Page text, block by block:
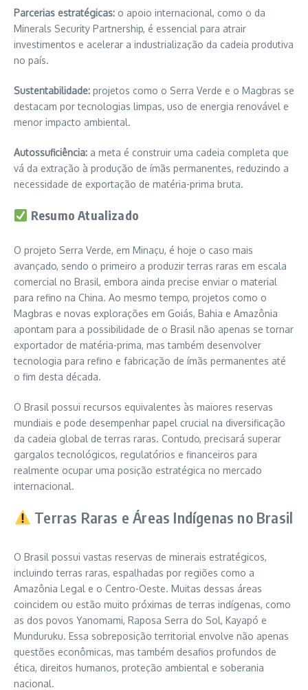
Parcerias estratégicas: o apoio internacional, como o da
Minerals Security Partnership, é essencial para atrair
investimentos e acelerar a industrialização da cadeia produtiva
no país.
Sustentabilidade: projetos como o Serra Verde e o Magbras se
destacam por tecnologias limpas, uso de energia renovável e
menor impacto ambiental.
Autossuficiência: a meta é construir uma cadeia completa que
vá da extração à produção de ímãs permanentes, reduzindo a
necessidade de exportação de matéria-prima bruta.
Resumo Atualizado
O projeto Serra Verde, em Minaçu, é hoje o caso mais
avançado, sendo o primeiro a produzir terras raras em escala
comercial no Brasil, embora ainda precise enviar o material
para refino na China. Ao mesmo tempo, projetos como o
Magbras e novas explorações em Goiás, Bahia e Amazônia
apontam para a possibilidade de o Brasil não apenas se tornar
exportador de matéria-prima, mas também desenvolver
tecnologia para refino e fabricação de ímãs permanentes até
o fim desta década.
O Brasil possui recursos equivalentes às maiores reservas
mundiais e pode desempenhar papel crucial na diversificação
da cadeia global de terras raras. Contudo, precisará superar
gargalos tecnológicos, regulatórios e financeiros para
realmente ocupar uma posição estratégica no mercado
internacional.
Terras Raras e Áreas Indígenas no Brasil
O Brasil possui vastas reservas de minerais estratégicos,
incluindo terras raras, espalhadas por regiões como a
Amazônia Legal e o Centro-Oeste. Muitas dessas áreas
coincidem ou estão muito próximas de terras indígenas, como
as dos povos Yanomami, Raposa Serra do Sol, Kayapó e
Munduruku. Essa sobreposição territorial envolve não apenas
questões econômicas, mas também desafios profundos de
ética, direitos humanos, proteção ambiental e soberania
nacional.